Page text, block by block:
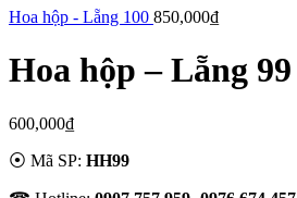
Hoa hộp - Lẵng 100 850,000₫
Hoa hộp – Lẵng 99
600,000₫
⦿ Mã SP: HH99